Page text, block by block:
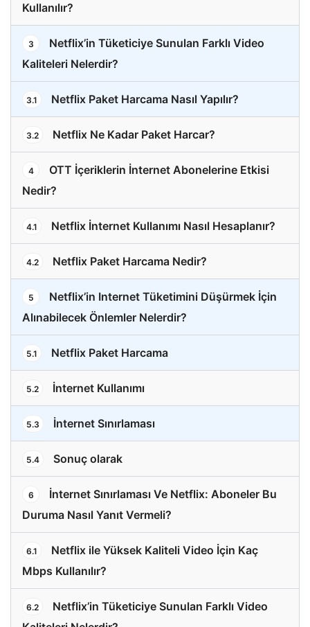
Kullanılır?
3
Netflix’in Tüketiciye Sunulan Farklı Video
Kaliteleri Nelerdir?
3.1 Netflix Paket Harcama Nasıl Yapılır?
3.2 Netflix Ne Kadar Paket Harcar?
4
OTT İçeriklerin İnternet Abonelerine Etkisi
Nedir?
4.1 Netflix İnternet Kullanımı Nasıl Hesaplanır?
4.2 Netflix Paket Harcama Nedir?
5
Netflix’in Internet Tüketimini Düşürmek İçin
Alınabilecek Önlemler Nelerdir?
5.1 Netflix Paket Harcama
5.2 İnternet Kullanımı
5.3 İnternet Sınırlaması
5.4 Sonuç olarak
6
İnternet Sınırlaması Ve Netflix: Aboneler Bu
Duruma Nasıl Yanıt Vermeli?
6.1
Netflix ile Yüksek Kaliteli Video İçin Kaç
Mbps Kullanılır?
6.2
Netflix’in Tüketiciye Sunulan Farklı Video